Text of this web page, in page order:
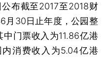
布截至2017至2018财
月30日止年度，公园整
门票收入为11.86亿港
消费收入为5.04亿港